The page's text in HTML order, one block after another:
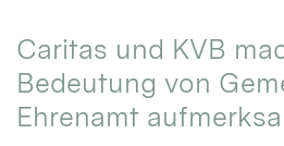
Caritas und KVB
Bedeutung von
Ehrenamt